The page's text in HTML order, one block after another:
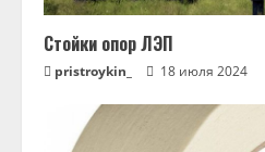
Стойки опор ЛЭП
pristroykin_ 18 июля 2024